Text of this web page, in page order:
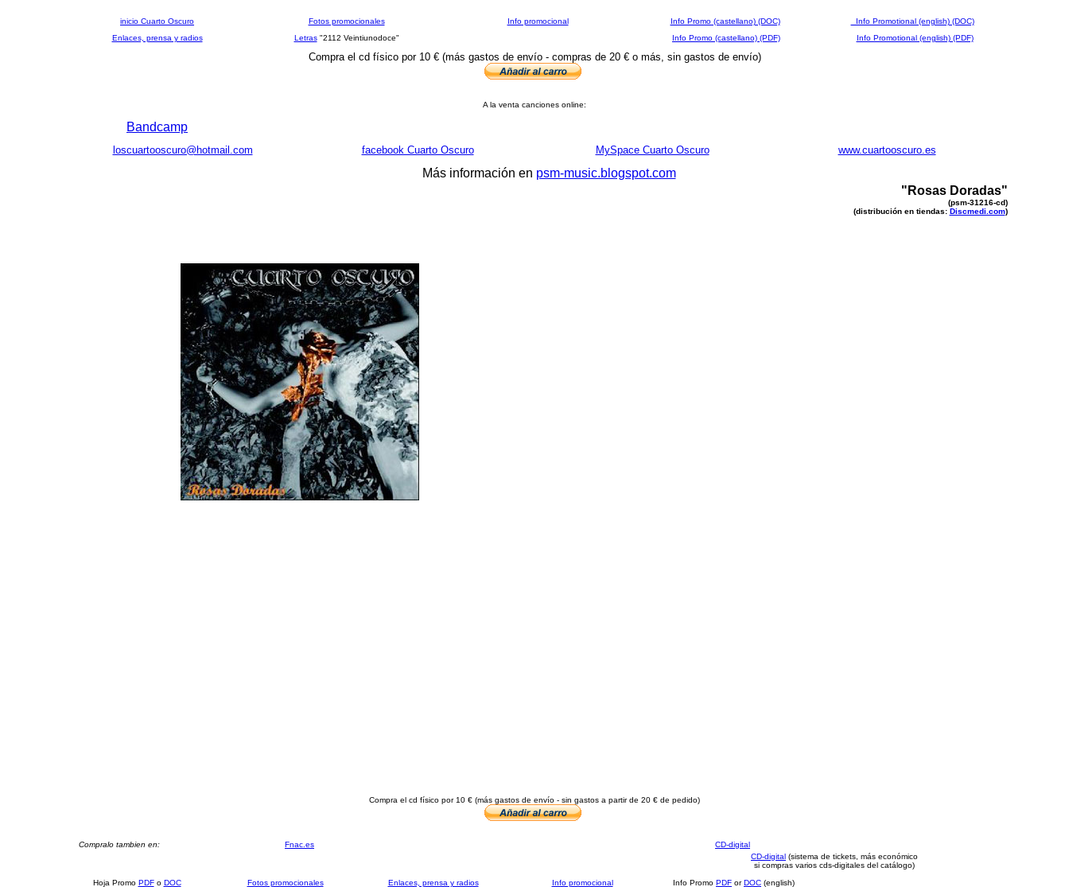
inicio Cuarto Oscuro Fotos promocionales Info promocional Info Promo (castellano) (DOC)
Info Promotional (english) (DOC)
Enlaces, prensa y radios
Letras"2112 Veintiunodoce" Info Promo (castellano) (PDF) Info Promotional (english) (PDF)
Compra el cd físico por 10 € (más gastos de envío - compras de 20 € o más, sin gastos de envío)
A la venta canciones online:
Bandcamp
loscuartooscuro@hotmail.com facebook Cuarto Oscuro MySpace Cuarto Oscuro www.cuartooscuro.es
Más información en psm-music.blogspot.com
"Rosas Doradas"
(psm-31216-cd)
(distribución en tiendas: Discmedi.com)
Compra el cd físico por 10 € (más gastos de envío - sin gastos a partir de 20 € de pedido)
Compralo tambien en: Fnac.es
CD-digital
CD-digital (sistema de tickets, más económico
si compras varios cds-digitales del catálogo)
Hoja Promo PDFo DOC Fotos promocionales Enlaces, prensa y radios Info promocional Info Promo PDF orDOC (english)